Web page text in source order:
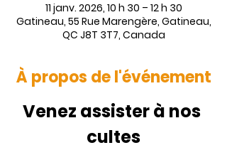
11 janv. 2026, 10 h 30 – 12 h 30
Gatineau, 55 Rue Marengère, Gatineau,
QC J8T 3T7, Canada
À propos de l'événement
Venez assister à nos
cultes